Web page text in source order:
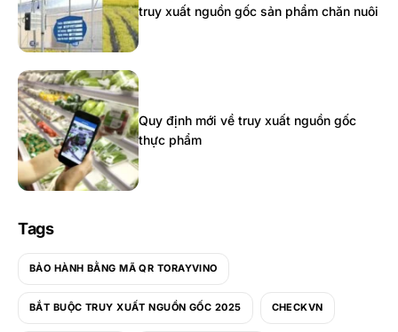
truy xuất nguồn gốc sản phẩm chăn nuôi
Quy định mới về truy xuất nguồn gốc
thực phẩm
Tags
BẢO HÀNH BẰNG MÃ QR TORAYVINO
BẮT BUỘC TRUY XUẤT NGUỒN GỐC 2025 CHECKVN